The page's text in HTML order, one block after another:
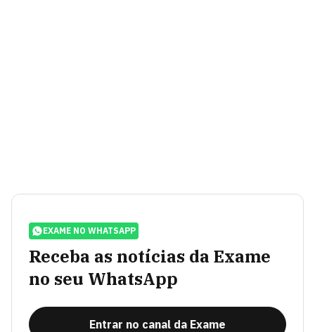
EXAME NO WHATSAPP
Receba as notícias da Exame
no seu WhatsApp
Entrar no canal da Exame